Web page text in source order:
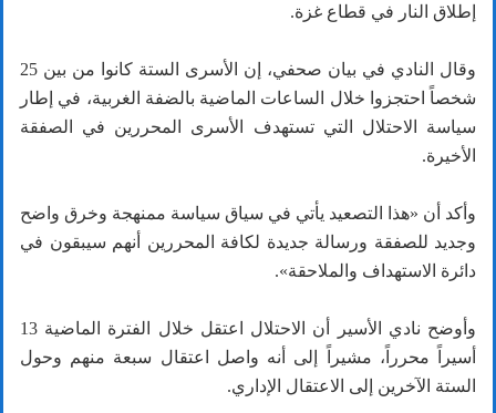
إطلاق النار في قطاع غزة.
وقال النادي في بيان صحفي، إن الأسرى الستة كانوا من بين 25
شخصاً احتجزوا خلال الساعات الماضية بالضفة الغربية، في إطار
سياسة الاحتلال التي تستهدف الأسرى المحررين في الصفقة
الأخيرة.
وأكد أن «هذا التصعيد يأتي في سياق سياسة ممنهجة وخرق واضح
وجديد للصفقة ورسالة جديدة لكافة المحررين أنهم سيبقون في
دائرة الاستهداف والملاحقة».
وأوضح نادي الأسير أن الاحتلال اعتقل خلال الفترة الماضية 13
أسيراً محرراً، مشيراً إلى أنه واصل اعتقال سبعة منهم وحول
الستة الآخرين إلى الاعتقال الإداري.